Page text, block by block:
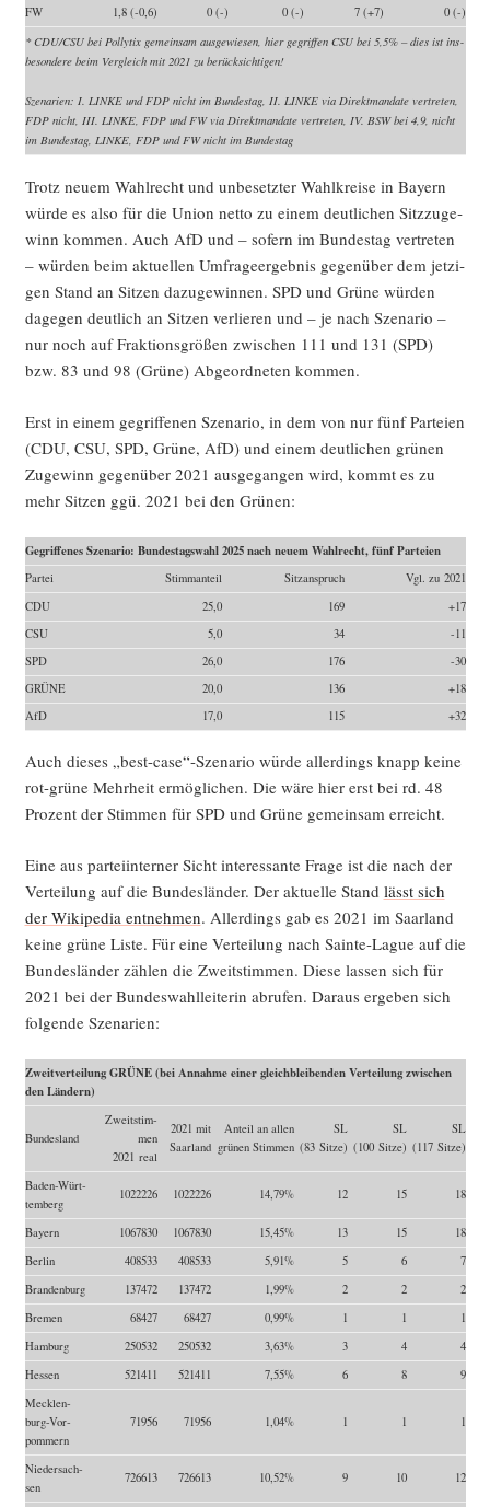
FW 1,8 (-0,6) 0 (-) 0 (-) 7 (+7) 0 (-)
* CDU/CSU bei Pol­ly­tix gemein­sam aus­ge­wie­sen, hier gegrif­fen CSU bei 5,5% – dies ist ins­
be­son­de­re beim Ver­gleich mit 2021 zu berücksichtigen!
Sze­na­ri­en: I. LINKE und FDP nicht im Bun­des­tag, II. LINKE via Direkt­man­da­te ver­tre­ten,
FDP nicht, III. LINKE, FDP und FW via Direkt­man­da­te ver­tre­ten, IV. BSW bei 4,9, nicht
im Bun­des­tag, LINKE, FDP und FW nicht im Bundestag
Trotz neu­em Wahl­recht und unbe­setz­ter Wahl­krei­se in Bay­ern
wür­de es also für die Uni­on net­to zu einem deut­li­chen Sitz­zu­ge­
winn kom­men. Auch AfD und – sofern im Bun­des­tag ver­tre­ten
– wür­den beim aktu­el­len Umfra­ge­er­geb­nis gegen­über dem jet­zi­
gen Stand an Sit­zen dazu­ge­win­nen. SPD und Grü­ne wür­den
dage­gen deut­lich an Sit­zen ver­lie­ren und – je nach Sze­na­rio –
nur noch auf Frak­ti­ons­grö­ßen zwi­schen 111 und 131 (SPD)
bzw. 83 und 98 (Grü­ne) Abge­ord­ne­ten kommen.
Erst in einem gegrif­fe­nen Sze­na­rio, in dem von nur fünf Par­tei­en
(CDU, CSU, SPD, Grü­ne, AfD) und einem deut­li­chen grü­nen
Zuge­winn gegen­über 2021 aus­ge­gan­gen wird, kommt es zu
mehr Sit­zen ggü. 2021 bei den Grünen:
Gegrif­fe­nes Sze­na­rio: Bun­des­tags­wahl 2025 nach neu­em Wahl­recht, fünf Parteien
Par­tei Stimm­an­teil Sitz­an­spruch
Vgl. zu 2021
CDU
25,0 169
+17
CSU
5,0 34
-11
SPD
26,0 176
-30
GRÜNE
20,0 136
+18
AfD
17,0 115 +32
Auch die­ses „best-case“-Szenario wür­de aller­dings knapp kei­ne
rot-grü­ne Mehr­heit ermög­li­chen. Die wäre hier erst bei rd. 48
Pro­zent der Stim­men für SPD und Grü­ne gemein­sam erreicht.
Eine aus par­tei­in­ter­ner Sicht inter­es­san­te Fra­ge ist die nach der
Ver­tei­lung auf die Bun­des­län­der. Der aktu­el­le Stand lässt sich
der Wiki­pe­dia ent­neh­men. Aller­dings gab es 2021 im Saar­land
kei­ne grü­ne Lis­te. Für eine Ver­tei­lung nach Sain­te-Lague auf die
Bun­des­län­der zäh­len die Zweit­stim­men. Die­se las­sen sich für
2021 bei der Bun­des­wahl­lei­te­rin abru­fen. Dar­aus erge­ben sich
fol­gen­de Szenarien:
Zweit­ver­tei­lung GRÜNE (bei Annah­me einer gleich­blei­ben­den Ver­tei­lung zwi­schen
den Ländern)
Bun­des­land
Zweit­stim­
men
2021 real
2021 mit
Saarland
Anteil an allen
grü­nen Stimmen
SL
(83 Sitze)
SL
(100 Sitze)
SL
(117 Sitze)
Baden-Würt­
tem­berg
1022226 1022226 14,79% 12 15 18
Bay­ern 1067830 1067830 15,45% 13 15
18
Ber­lin
408533 408533 5,91% 5 6
7
Bran­den­burg
137472 137472 1,99% 2 2
2
Bre­men
68427 68427 0,99% 1 1
1
Ham­burg
250532 250532 3,63% 3 4
4
Hes­sen
521411 521411 7,55% 6 8
9
Meck­len­
burg-Vor­
pom­mern
71956 71956 1,04% 1 1 1
Nie­der­sach­
sen
726613 726613 10,52% 9 10 12